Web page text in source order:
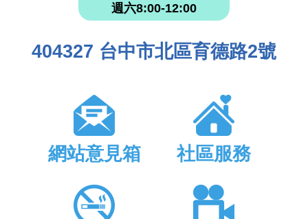
週六8:00-12:00
404327 台中市北區育德路2號
網站意見箱 社區服務